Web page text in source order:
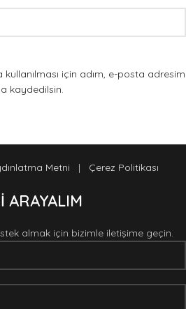
için adım, e-posta adresim
kaydedilsin.
Metni | Çerez Politikası
ARAYALIM
almak için bizimle iletişime geçin.